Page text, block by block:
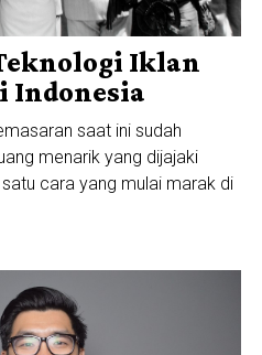
Iklan
Indonesia
saat ini sudah
menarik yang dijajaki
cara yang mulai marak di